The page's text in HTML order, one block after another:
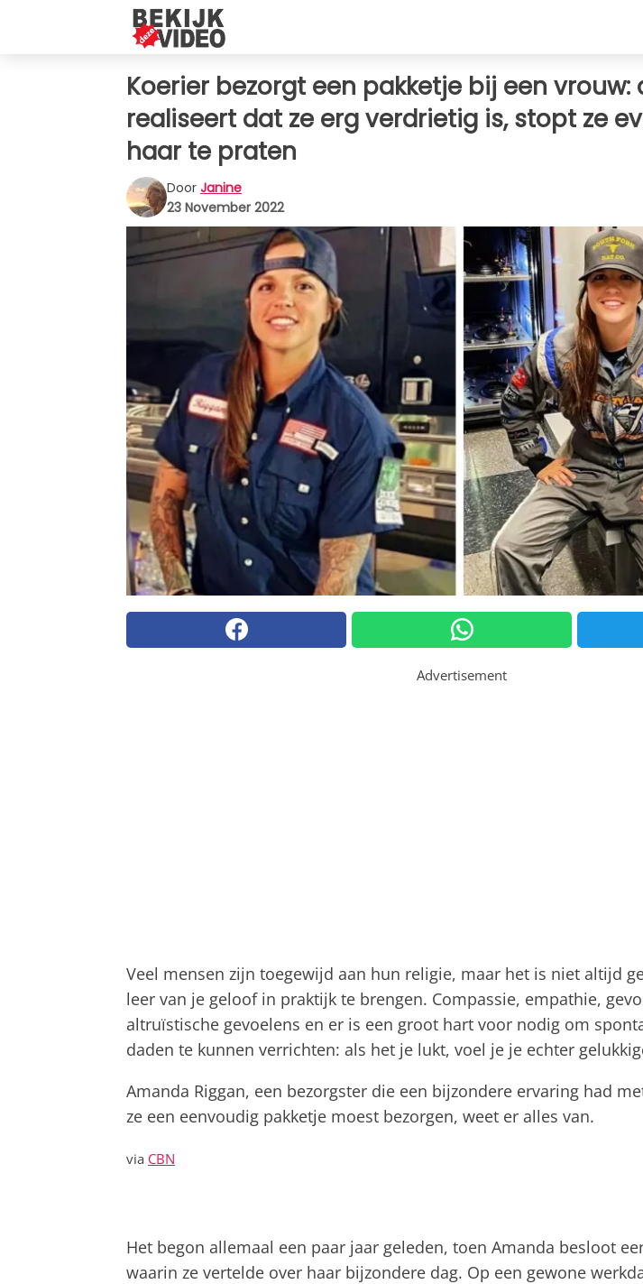
Koerier bezorgt een pakketje bij een vrouw:
realiseert dat ze erg verdrietig is, stopt ze
haar te praten
Door Janine
23 November 2022
Advertisement
Veel mensen zijn toegewijd aan hun religie, maar het is niet altijd
leer van je geloof in praktijk te brengen. Compassie, empathie,
altruïstische gevoelens en er is een groot hart voor nodig om
daden te kunnen verrichten: als het je lukt, voel je je echter
Amanda Riggan, een bezorgster die een bijzondere ervaring had
ze een eenvoudig pakketje moest bezorgen, weet er alles van.
via CBN
Het begon allemaal een paar jaar geleden, toen Amanda besloot
waarin ze vertelde over haar bijzondere dag. Op een gewone